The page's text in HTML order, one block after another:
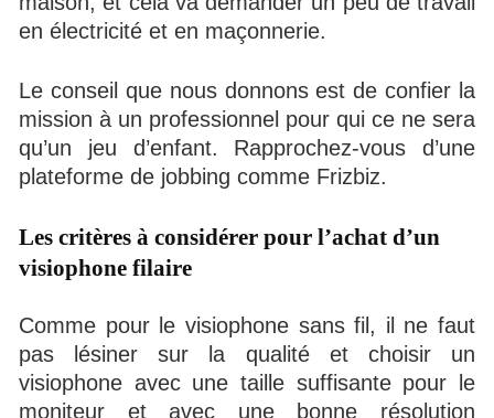
en électricité et en maçonnerie.
Le conseil que nous donnons est de confier la
mission à un professionnel pour qui ce ne sera
qu’un jeu d’enfant. Rapprochez-vous d’une
plateforme de jobbing comme Frizbiz.
Les critères à considérer pour l’achat d’un
visiophone filaire
Comme pour le visiophone sans fil, il ne faut
pas lésiner sur la qualité et choisir un
visiophone avec une taille suffisante pour le
moniteur et avec une bonne résolution